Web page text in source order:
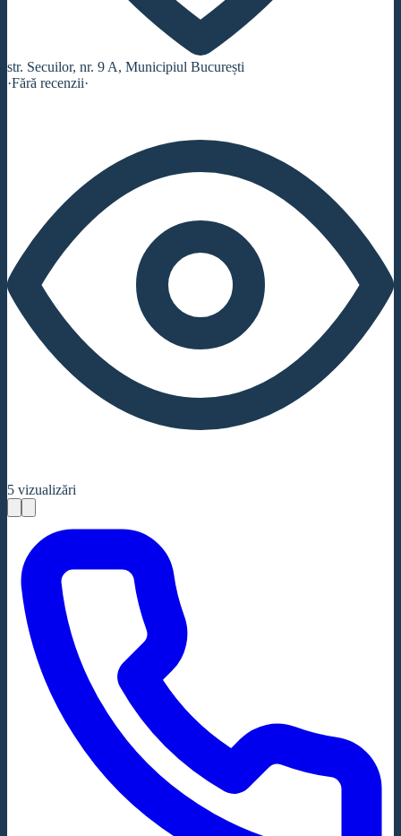
str. Secuilor, nr. 9 A, Municipiul București
·Fără recenzii·
5 vizualizări